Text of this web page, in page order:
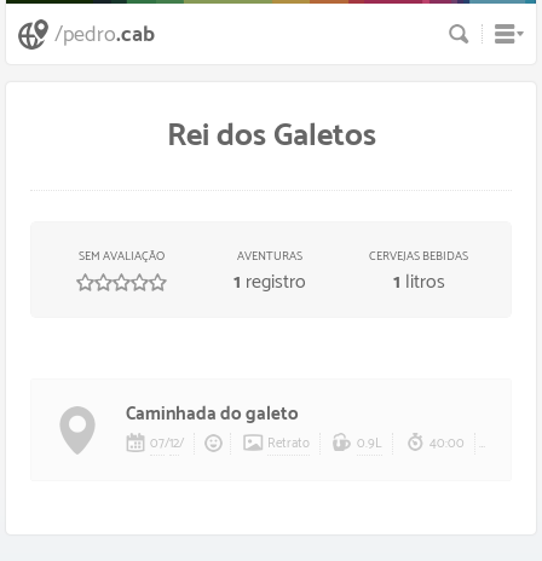
/pedro.cab Busca
Rei dos Galetos
SEM AVALIAÇÃO
/ estrelas
AVENTURAS
1 registro
CERVEJAS BEBIDAS
1 litros
Caminhada do galeto
07/12/ Retrato 0.9L 40:00